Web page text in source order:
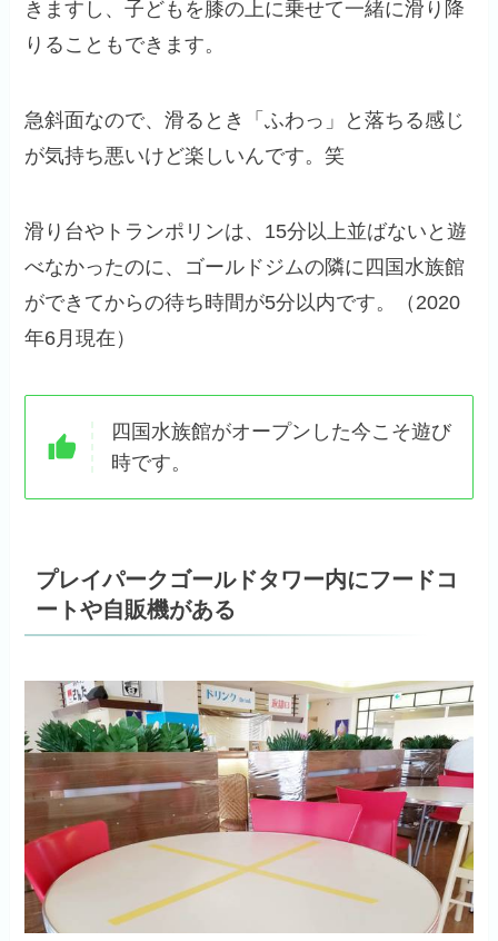
きますし、子どもを膝の上に乗せて一緒に滑り降
りることもできます。
急斜面なので、滑るとき「ふわっ」と落ちる感じ
が気持ち悪いけど楽しいんです。笑
滑り台やトランポリンは、15分以上並ばないと遊
べなかったのに、ゴールドジムの隣に四国水族館
ができてからの待ち時間が5分以内です。（2020
年6月現在）
四国水族館がオープンした今こそ遊び
時です。
プレイパークゴールドタワー内にフードコ
ートや自販機がある